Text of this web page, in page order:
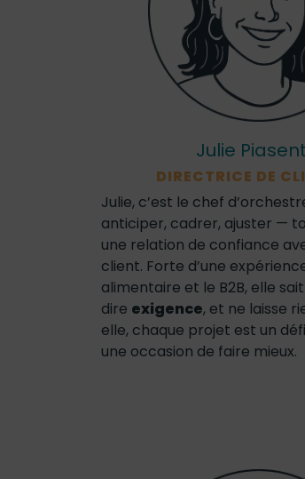
Julie
DIRECTRICE DE
Julie, c’est le chef
anticiper, cadrer, ajuster —
une relation de confiance
client. Forte d’une
alimentaire et le B2B, elle
dire exigence, et ne laisse
elle, chaque projet est un
une occasion de faire mieux.